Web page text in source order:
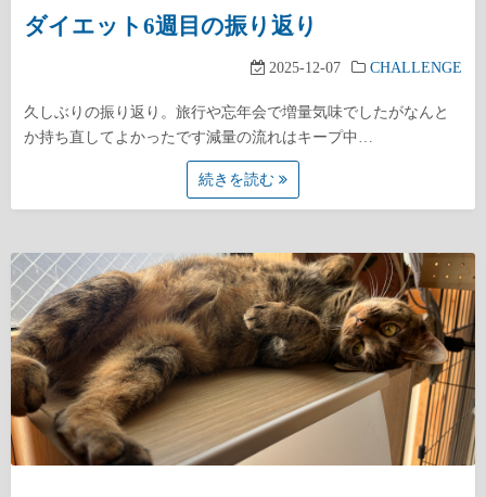
ダイエット6週目の振り返り
2025-12-07 CHALLENGE
久しぶりの振り返り。旅行や忘年会で増量気味でしたがなんと
か持ち直してよかったです減量の流れはキープ中…
続きを読む